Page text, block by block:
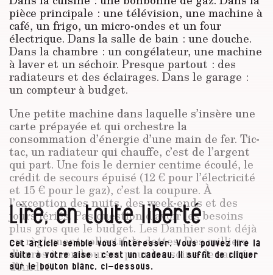
pièce principale : une télévision, une machine à
café, un frigo, un micro-ondes et un four
électrique. Dans la salle de bain : une douche.
Dans la chambre : un congélateur, une machine
à laver et un séchoir. Presque partout : des
radiateurs et des éclairages. Dans le garage :
un compteur à budget.
Une petite machine dans laquelle s’insère une
carte prépayée et qui orchestre la
consommation d’énergie d’une main de fer. Tic-
tac, un radiateur qui chauffe, c’est de l’argent
qui part. Une fois le dernier centime écoulé, le
crédit de secours épuisé (12 € pour l’électricité
et 15 € pour le gaz), c’est la coupure. À
l’exception des nuits, des week-ends et des
jours fériés. Pas question d’avoir les besoins
plus gros que le budget. Les Danhier sont déjà
en règlement collectif de dettes. Des milliers
d’euros à rembourser pour les soins de santé
d’André.
Lire, en toute liberté
Cet article semble vous intéresser. Vous pouvez lire la
suite à votre aise : c’est un cadeau. Il suffit de cliquer
sur le bouton blanc, ci-dessous.